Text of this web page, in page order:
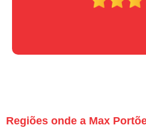
Regiões onde a Max